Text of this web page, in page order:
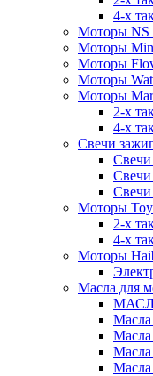
4-х
Моторы NS
Моторы
Моторы
Моторы
Моторы
2-х
4-х
Свечи
Свечи
Свечи
Свечи
Моторы
2-х
4-х
Моторы
Масла для
Масла
Масла
Масла